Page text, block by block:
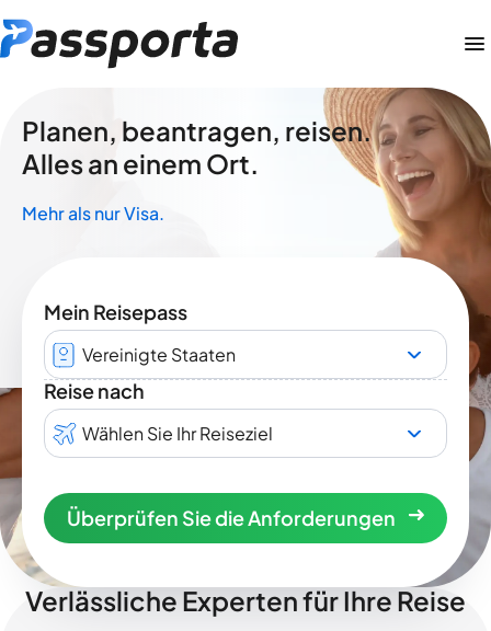
Planen, beantragen, reisen.
Alles an einem Ort.
Mehr als nur Visa.
Mein Reisepass
Vereinigte Staaten
Reise nach
Wählen Sie Ihr Reiseziel
Überprüfen Sie die Anforderungen
Verlässliche Experten für Ihre Reise